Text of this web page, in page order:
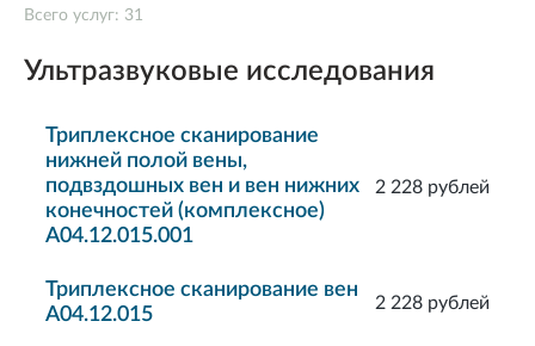
Всего услуг: 31
Ультразвуковые исследования
Триплексное сканирование
нижней полой вены,
подвздошных вен и вен нижних
конечностей (комплексное)
A04.12.015.001
2 228 рублей
Триплексное сканирование вен
A04.12.015
2 228 рублей